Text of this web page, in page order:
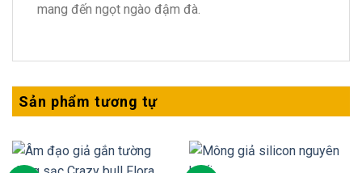
mang đến ngọt ngào đậm đà.
Sản phẩm tương tự